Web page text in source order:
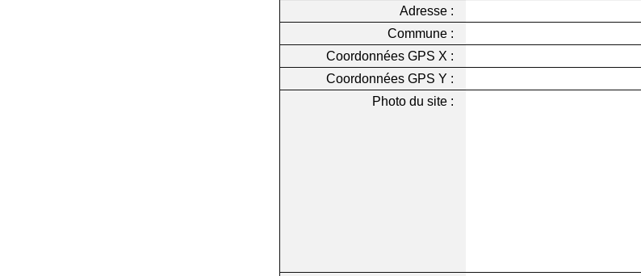
Adresse :
Commune :
Coordonnées GPS X :
Coordonnées GPS Y :
Photo du site :